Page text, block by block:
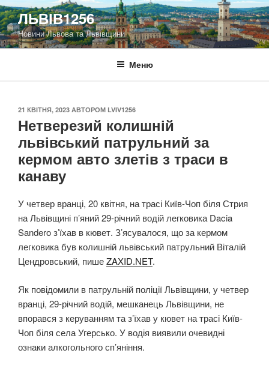
Перейти
до
вмісту
ЛЬВІВ1256
Новини Львова та Львівщини
Меню
ОПУБЛІКОВАНО
21 КВІТНЯ, 2023 АВТОРОМ LVIV1256
Нетверезий колишній
львівський патрульний за
кермом авто злетів з траси в
канаву
У четвер вранці, 20 квітня, на трасі Київ-Чоп біля Стрия
на Львівщині п’яний 29-річний водій легковика Dacia
Sandero з’їхав в кювет. З’ясувалося, що за кермом
легковика був колишній львівський патрульний Віталій
Цендровський, пишеZAXID.NET.
Як повідомили в патрульній поліції Львівщини, у четвер
вранці, 29-річний водій, мешканець Львівщини, не
впорався з керуванням та з’їхав у кювет на трасі Київ-
Чоп біля села Угерсько. У водія виявили очевидні
ознаки алкогольного сп’яніння.